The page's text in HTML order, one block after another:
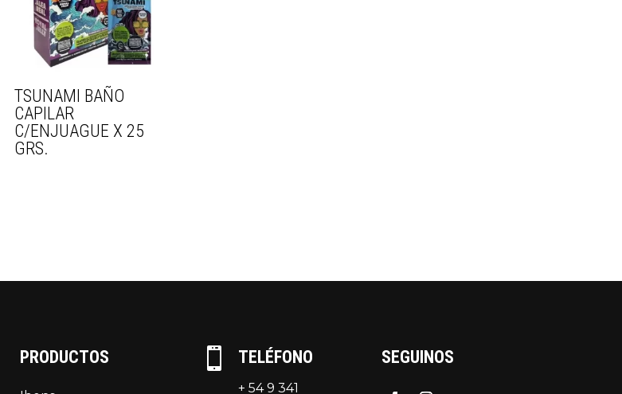
TSUNAMI BAÑO
CAPILAR
C/ENJUAGUE X 25
GRS.
PRODUCTOS  TELÉFONO
+ 54 9 341
SEGUINOS